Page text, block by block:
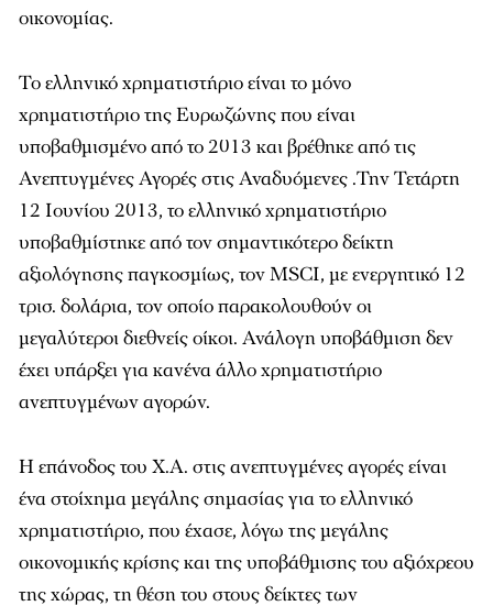
οικονομίας.
Το ελληνικό χρηματιστήριο είναι το μόνο
χρηματιστήριο της Ευρωζώνης που είναι
υποβαθμισμένο από το 2013 και βρέθηκε από τις
Ανεπτυγμένες Αγορές στις Αναδυόμενες .Την Τετάρτη
12 Ιουνίου 2013, το ελληνικό χρηματιστήριο
υποβαθμίστηκε από τον σημαντικότερο δείκτη
αξιολόγησης παγκοσμίως, τον MSCI, με ενεργητικό 12
τρισ. δολάρια, τον οποίο παρακολουθούν οι
μεγαλύτεροι διεθνείς οίκοι. Ανάλογη υποβάθμιση δεν
έχει υπάρξει για κανένα άλλο χρηματιστήριο
ανεπτυγμένων αγορών.
H επάνοδος του Χ.Α. στις ανεπτυγμένες αγορές είναι
ένα στοίχημα μεγάλης σημασίας για το ελληνικό
χρηματιστήριο, που έχασε, λόγω της μεγάλης
οικονομικής κρίσης και της υποβάθμισης του αξιόχρεου
της χώρας, τη θέση του στους δείκτες των